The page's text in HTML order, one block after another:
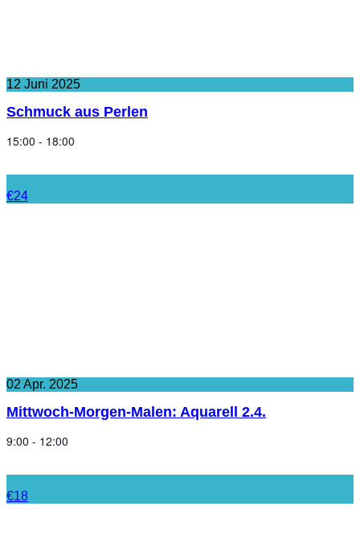
12 Juni 2025
Schmuck aus Perlen
15:00 - 18:00
€24
02 Apr. 2025
Mittwoch-Morgen-Malen: Aquarell 2.4.
9:00 - 12:00
€18